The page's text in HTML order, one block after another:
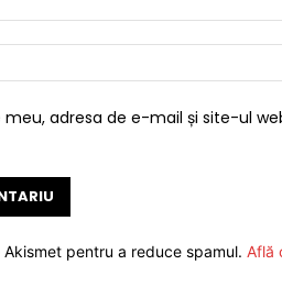
meu, adresa de e-mail și site-ul
pentru a reduce spamul. Află